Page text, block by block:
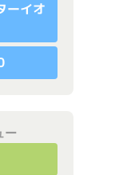
ーイオ
ー